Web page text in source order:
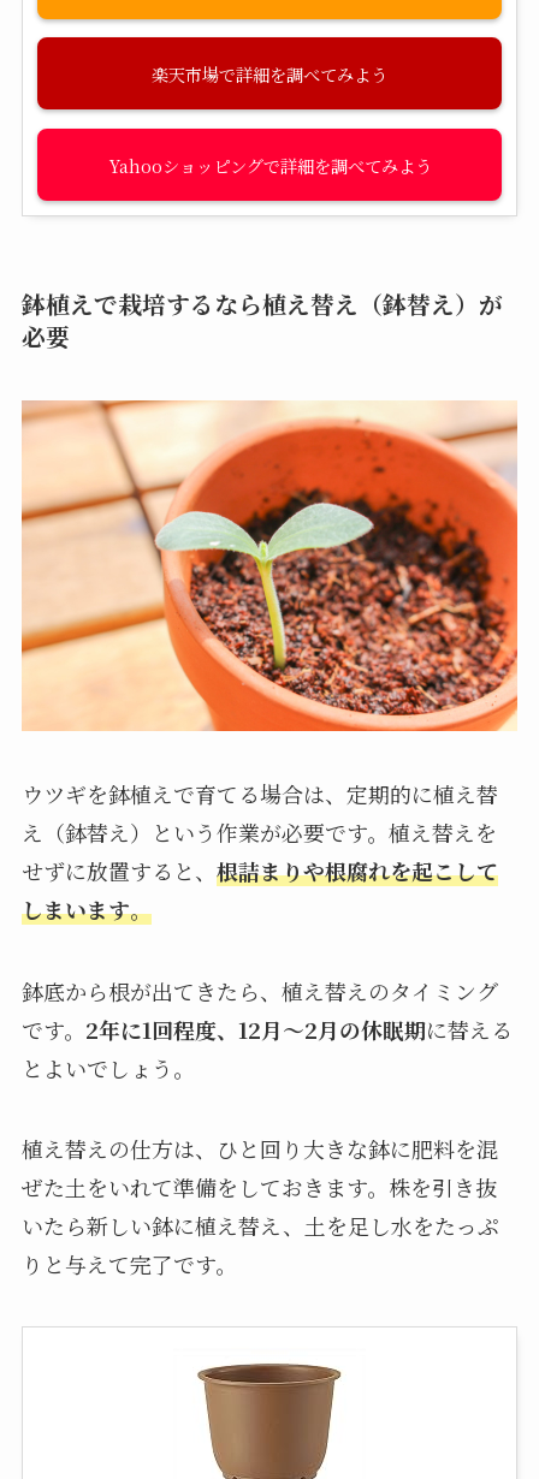
楽天市場
Yahooショッピング
鉢植えで栽培するなら植え替え（鉢替え）が
必要
ウツギを鉢植えで育てる場合は、定期的に植え替
え（鉢替え）という作業が必要です。植え替えを
せずに放置すると、 根詰まりや根腐れを起こして
しまいます。
鉢底から根が出てきたら、植え替えのタイミング
です。 2年に1回程度、12月～2月の休眠期に替える
とよいでしょう。
植え替えの仕方は、ひと回り大きな鉢に肥料を混
ぜた土をいれて準備をしておきます。株を引き抜
いたら新しい鉢に植え替え、土を足し水をたっぷ
りと与えて完了です。